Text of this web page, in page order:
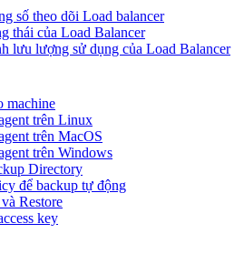
số theo dõi Load balancer
thái của Load Balancer
lưu lượng sử dụng của Load Balancer
machine
trên Linux
trên MacOS
trên Windows
Directory
để backup tự động
Restore
key